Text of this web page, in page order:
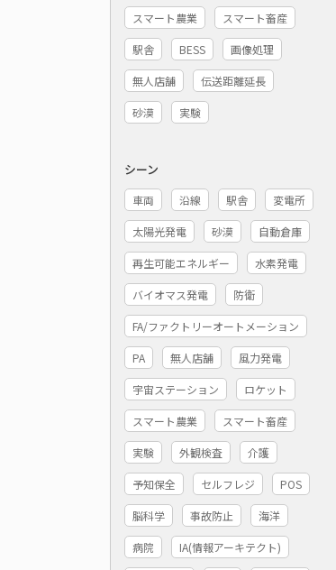
スマート農業 スマート畜産
駅舎 BESS 画像処理
無人店舗 伝送距離延長
砂漠 実験
シーン
車両 沿線 駅舎 変電所
太陽光発電 砂漠 自動倉庫
再生可能エネルギー 水素発電
バイオマス発電 防衛
FA/ファクトリーオートメーション
PA 無人店舗 風力発電
宇宙ステーション ロケット
スマート農業 スマート畜産
実験 外観検査 介護
予知保全 セルフレジ POS
脳科学 事故防止 海洋
病院 IA(情報アーキテクト)